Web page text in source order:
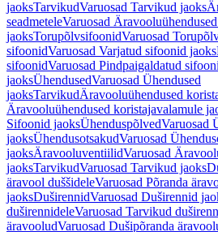
jaoksTarvikudVaruosad Tarvikud jaoks
seadmeteleVaruosad
jaoksTorupõlvsifoonidVaruosad
sifoonidVaruosad Varjatud sifoonid jaoks
sifoonidVaruosad Pindpaigaldatud
jaoksÜhendusedVaruosad Ühendused
jaoksTarvikudÄravooluühendused
Äravooluühendused koristajavalamule
Sifoonid jaoksÜhenduspõlvedVaruosad
jaoksÜhendusotsakudVaruosad
jaoksÄravooluventiilidVaruosad
jaoksTarvikudVaruosad Tarvikud jaoks
äravool duššideleVaruosad Põranda
jaoksDuširennidVaruosad Duširennid
duširennideleVaruosad Tarvikud
äravooludVaruosad Dušipõranda